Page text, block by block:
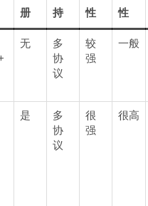
册
持
性
性
无
多
协
议
较
强
一般
是
多
协
议
很
强
很高